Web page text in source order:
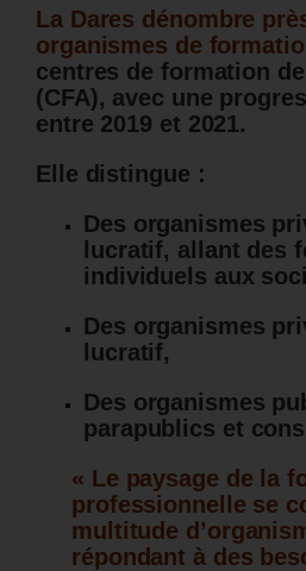
La Dares dénombre
organismes de
centres de formation
(CFA), avec une
entre 2019 et 2021.
Elle distingue :
Des organismes
lucratif, allant des
individuels aux
Des organismes
lucratif,
Des organismes
parapublics et
« Le paysage de la
professionnelle se
multitude
répondant à des